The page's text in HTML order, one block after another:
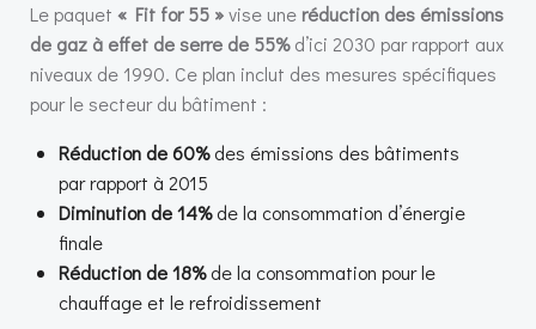
Le paquet « Fit for 55 »vise une réduction des émissions
de gaz à effet de serre de 55%d’ici 2030 par rapport aux
niveaux de 1990. Ce plan inclut des mesures spécifiques
pour le secteur du bâtiment :
Réduction de 60%des émissions des bâtiments
par rapport à 2015
Diminution de 14%de la consommation d’énergie
finale
Réduction de 18%de la consommation pour le
chauffage et le refroidissement